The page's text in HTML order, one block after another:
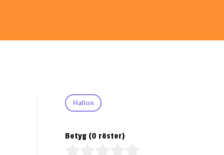
Hallon
Betyg (0 röster)